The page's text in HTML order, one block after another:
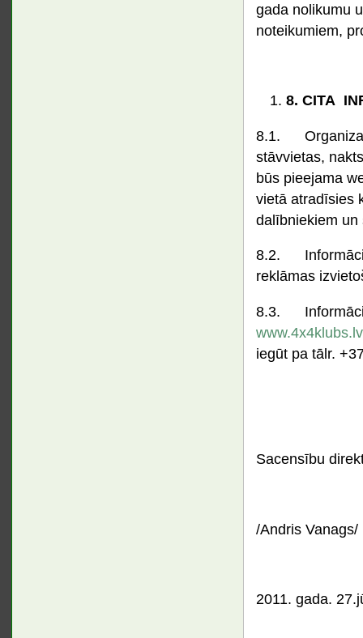
gada nolikumu
noteikumiem,
8. CITA
8.1.
stāvvietas,
būs pieejama
vietā atradīsies
dalībniekiem un
8.2.
reklāmas
8.3.
www.4x4klubs.lv
iegūt pa tālr.
Sacensību
/Andris Vanags/
2011. gada.